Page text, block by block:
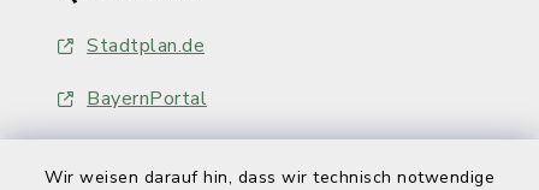
Wir weisen darauf hin, dass wir technisch notwendige
Stadtplan.de
BayernPortal